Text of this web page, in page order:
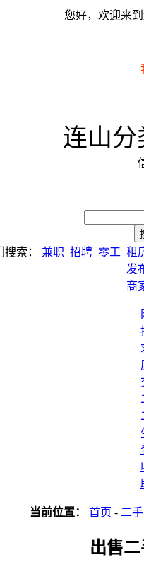
您好，欢迎来
连山分
搜索： 兼职 招聘 零工 租
发
商
当前位置： 首页 - 二
出售